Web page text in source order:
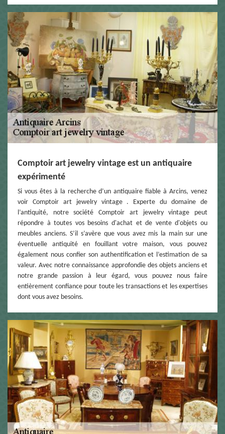
Comptoir art jewelry vintage est un antiquaire
expérimenté
Si vous êtes à la recherche d’un antiquaire fiable à Arcins, venez
voir Comptoir art jewelry vintage . Experte du domaine de
l’antiquité, notre société Comptoir art jewelry vintage peut
répondre à toutes vos besoins d'achat et de vente d'objets ou
meubles anciens. S’il s’avère que vous avez mis la main sur une
éventuelle antiquité en fouillant votre maison, vous pouvez
également nous confier son authentification et l’estimation de sa
valeur. Avec notre connaissance approfondie des objets anciens et
notre grande passion à leur égard, vous pouvez nous faire
entièrement confiance pour toute les transactions et les expertises
dont vous avez besoins.